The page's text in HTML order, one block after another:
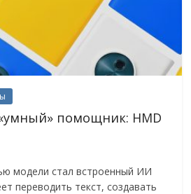
помощник: HMD
модели стал встроенный ИИ
переводить текст, создавать